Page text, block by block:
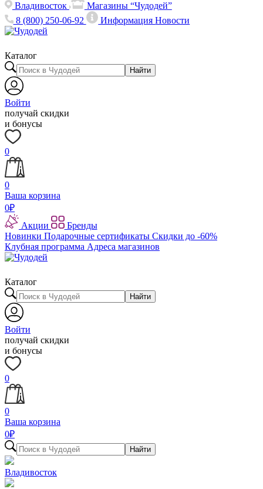
Владивосток
Магазины “Чудодей”
8 (800) 250-06-92
ИнформацияНовости
Каталог
Найти
Войти
получай скидки
и бонусы
0
0
Ваша корзина
0₽
Акции
Бренды
Новинки Подарочные сертификаты Скидки до -60%
Клубная программа Адреса магазинов
Каталог
Найти
Войти
получай скидки
и бонусы
0
0
Ваша корзина
0₽
Найти
Владивосток